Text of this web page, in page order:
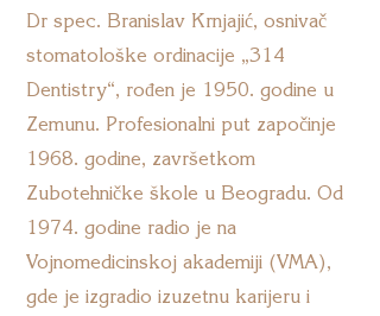
Dr spec. Branislav Krnjajić, osnivač
stomatološke ordinacije „314
Dentistry“, rođen je 1950. godine u
Zemunu. Profesionalni put započinje
1968. godine, završetkom
Zubotehničke škole u Beogradu. Od
1974. godine radio je na
Vojnomedicinskoj akademiji (VMA),
gde je izgradio izuzetnu karijeru i